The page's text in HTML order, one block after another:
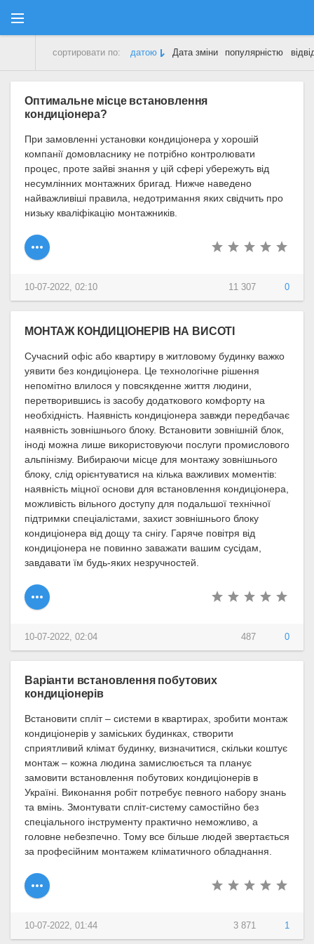
сортировати по: датою Дата зміни популярністю
Оптимальне місце встановлення
кондиціонера?
При замовленні установки кондиціонера у хорошій
компанії домовласнику не потрібно контролювати
процес, проте зайві знання у цій сфері убережуть від
несумлінних монтажних бригад. Нижче наведено
найважливіші правила, недотримання яких свідчить про
низьку кваліфікацію монтажників.
11 307 0
10-07-2022, 02:10
МОНТАЖ КОНДИЦІОНЕРІВ НА ВИСОТІ
Сучасний офіс або квартиру в житловому будинку важко
уявити без кондиціонера. Це технологічне рішення
непомітно влилося у повсякденне життя людини,
перетворившись із засобу додаткового комфорту на
необхідність. Наявність кондиціонера завжди передбачає
наявність зовнішнього блоку. Встановити зовнішній блок,
іноді можна лише використовуючи послуги промислового
альпінізму. Вибираючи місце для монтажу зовнішнього
блоку, слід орієнтуватися на кілька важливих моментів:
наявність міцної основи для встановлення кондиціонера,
можливість вільного доступу для подальшої технічної
підтримки спеціалістами, захист зовнішнього блоку
кондиціонера від дощу та снігу. Гаряче повітря від
кондиціонера не повинно заважати вашим сусідам,
завдавати їм будь-яких незручностей.
487 0
10-07-2022, 02:04
Варіанти встановлення побутових
кондиціонерів
Встановити спліт – системи в квартирах, зробити монтаж
кондиціонерів у заміських будинках, створити
сприятливий клімат будинку, визначитися, скільки коштує
монтаж – кожна людина замислюється та планує
замовити встановлення побутових кондиціонерів в
Україні. Виконання робіт потребує певного набору знань
та вмінь. Змонтувати спліт-систему самостійно без
спеціального інструменту практично неможливо, а
головне небезпечно. Тому все більше людей звертається
за професійним монтажем кліматичного обладнання.
3 871 1
10-07-2022, 01:44